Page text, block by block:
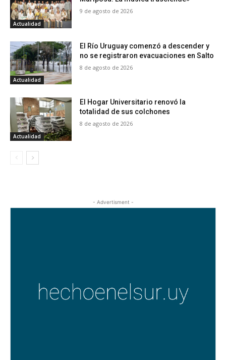
Actualidad
9 de agosto de 2026
Actualidad
El Río Uruguay comenzó a descender y
no se registraron evacuaciones en Salto
8 de agosto de 2026
Actualidad
El Hogar Universitario renovó la
totalidad de sus colchones
8 de agosto de 2026
- Advertisment -